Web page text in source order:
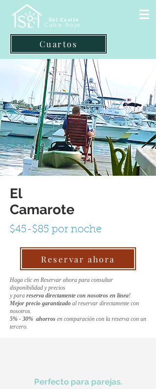
Sol Casita
Cabo Rojo
Cuartos
El
Camarote
$45-$85 por noche
Reservar ahora
Haga clic en Reservar ahora para consultar
disponibilidad y precios
y para reserva directamente con nosotros en línea!
Mejor precio garantizado al reservar directamente con
nosotros.
5% - 30% ahorros en comparación con la reserva con un
tercero.
Perfecto para parejas.